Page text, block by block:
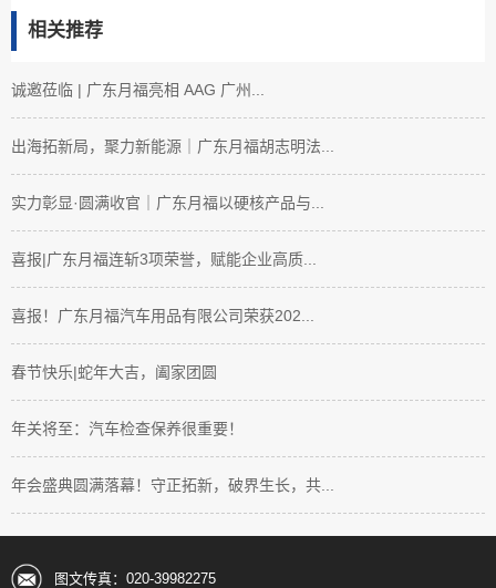
相关推荐
诚邀莅临 | 广东月福亮相 AAG 广州...
出海拓新局，聚力新能源｜广东月福胡志明法...
实力彰显·圆满收官｜广东月福以硬核产品与...
喜报|广东月福连斩3项荣誉，赋能企业高质...
喜报！广东月福汽车用品有限公司荣获202...
春节快乐|蛇年大吉，阖家团圆
年关将至：汽车检查保养很重要！
年会盛典圆满落幕！守正拓新，破界生长，共...
图文传真：020-39982275